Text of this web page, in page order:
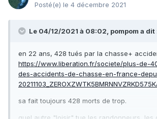
Posté(e) le 4 décembre 2021
Le 04/12/2021 à 08:02, pompom a dit
en 22 ans, 428 tués par la chasse+
https://www.liberation.fr/societe/plus-de-
des-accidents-de-chasse-en-france-
sa fait toujours 428 morts de trop.